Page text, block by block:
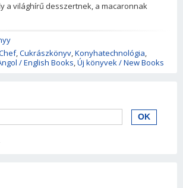
a világhírű desszertnek, a macaronnak
,Cukrászkönyv,Konyhatechnológia,
/ English Books,Új könyvek / New Books